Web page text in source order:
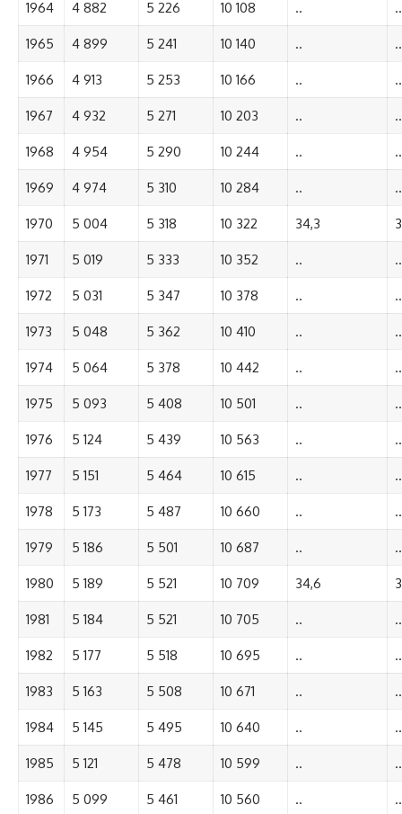
1964 4 882 5 226 10 108 .. ..
1965 4 899 5 241 10 140 .. ..
1966 4 913 5 253 10 166 .. ..
1967 4 932 5 271 10 203 .. ..
1968 4 954 5 290 10 244 .. ..
1969 4 974 5 310 10 284 .. ..
1970 5 004 5 318 10 322 34,3
1971 5 019 5 333 10 352 .. ..
1972 5 031 5 347 10 378 .. ..
1973 5 048 5 362 10 410 .. ..
1974 5 064 5 378 10 442 .. ..
1975 5 093 5 408 10 501 .. ..
1976 5 124 5 439 10 563 .. ..
1977 5 151 5 464 10 615 .. ..
1978 5 173 5 487 10 660 .. ..
1979 5 186 5 501 10 687 .. ..
1980 5 189 5 521 10 709 34,6
1981 5 184 5 521 10 705 .. ..
1982 5 177 5 518 10 695 .. ..
1983 5 163 5 508 10 671 .. ..
1984 5 145 5 495 10 640 .. ..
1985 5 121 5 478 10 599 .. ..
1986 5 099 5 461 10 560 .. ..